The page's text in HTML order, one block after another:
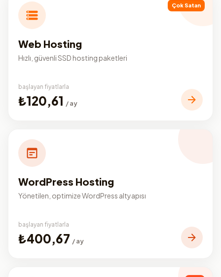
Çok Satan
Web Hosting
Hızlı, güvenli SSD hosting paketleri
başlayan fiyatlarla
₺120,61 / ay
WordPress Hosting
Yönetilen, optimize WordPress altyapısı
başlayan fiyatlarla
₺400,67 / ay